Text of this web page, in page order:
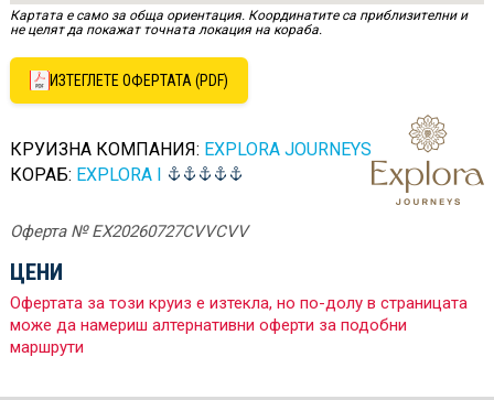
Картата е само за обща ориентация. Координатите са приблизителни и
не целят да покажат точната локация на кораба.
ИЗТЕГЛЕТЕ ОФЕРТАТА (PDF)
КРУИЗНА КОМПАНИЯ: EXPLORA JOURNEYS
КОРАБ: EXPLORA I
Оферта № EX20260727CVVCVV
ЦЕНИ
Офертата за този круиз е изтекла, но по-долу в страницата
може да намериш алтернативни оферти за подобни
маршрути